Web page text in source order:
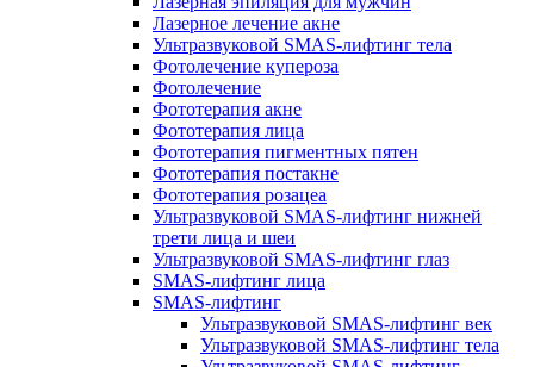
Лазерное лечение акне
Ультразвуковой SMAS-лифтинг тела
Фотолечение купероза
Фотолечение
Фототерапия акне
Фототерапия лица
Фототерапия пигментных пятен
Фототерапия постакне
Фототерапия розацеа
Ультразвуковой SMAS-лифтинг нижней
трети лица и шеи
Ультразвуковой SMAS-лифтинг глаз
SMAS-лифтинг лица
SMAS-лифтинг
Ультразвуковой SMAS-лифтинг век
Ультразвуковой SMAS-лифтинг тела